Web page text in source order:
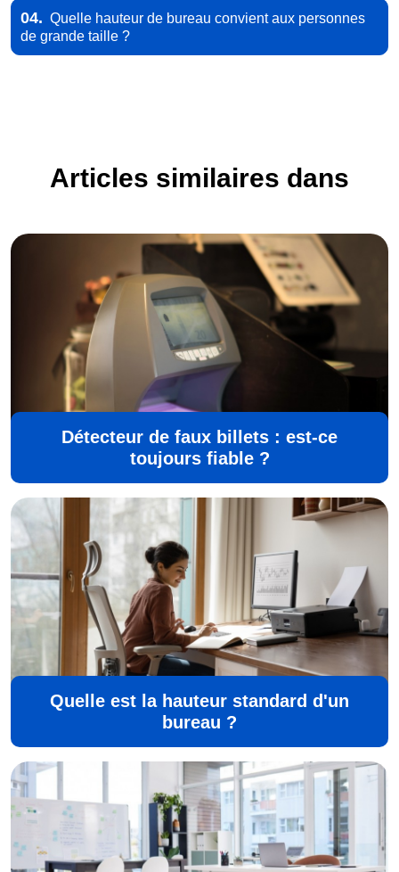
04. Quelle hauteur de bureau convient aux personnes
de grande taille ?
Articles similaires dans
Détecteur de faux billets : est-ce
toujours fiable ?
Quelle est la hauteur standard d'un
bureau ?